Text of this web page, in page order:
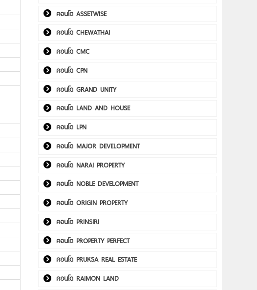
คอนโด ASSETWISE
คอนโด CHEWATHAI
คอนโด CMC
คอนโด CPN
คอนโด GRAND UNITY
คอนโด LAND AND HOUSE
คอนโด LPN
คอนโด MAJOR DEVELOPMENT
คอนโด NARAI PROPERTY
คอนโด NOBLE DEVELOPMENT
คอนโด ORIGIN PROPERTY
คอนโด PRINSIRI
คอนโด PROPERTY PERFECT
คอนโด PRUKSA REAL ESTATE
คอนโด RAIMON LAND